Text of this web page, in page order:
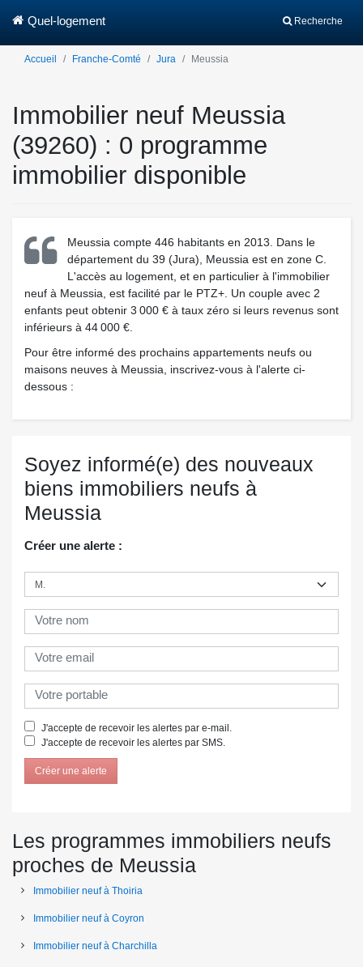
Recherche
Quel-logement
Accueil Franche-Comté Jura Meussia
Immobilier neuf Meussia
(39260) : 0 programme
immobilier disponible
Meussia compte 446 habitants en 2013. Dans le
département du 39 (Jura), Meussia est en zone C.
L'accès au logement, et en particulier à l'immobilier
neuf à Meussia, est facilité par le PTZ+. Un couple avec 2
enfants peut obtenir 3 000 € à taux zéro si leurs revenus sont
inférieurs à 44 000 €.
Pour être informé des prochains appartements neufs ou
maisons neuves à Meussia, inscrivez-vous à l'alerte ci-
dessous :
Soyez informé(e) des nouveaux
biens immobiliers neufs à
Meussia
Créer une alerte :
J'accepte de recevoir les alertes par e-mail.
J'accepte de recevoir les alertes par SMS.
Créer une alerte
Les programmes immobiliers neufs
proches de Meussia
Immobilier neuf à Thoiria
Immobilier neuf à Coyron
Immobilier neuf à Charchilla